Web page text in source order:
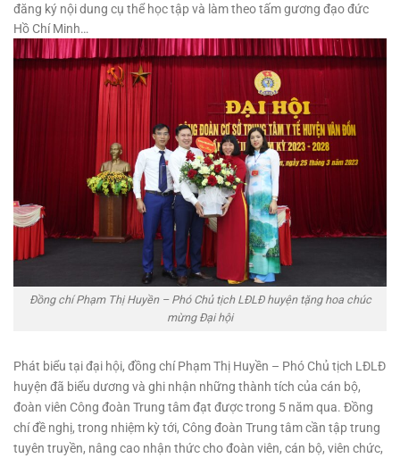
đăng ký nội dung cụ thể học tập và làm theo tấm gương đạo đức
Hồ Chí Minh…
Đồng chí Phạm Thị Huyền – Phó Chủ tịch LĐLĐ huyện tặng hoa chúc
mừng Đại hội
Phát biểu tại đại hội, đồng chí Phạm Thị Huyền – Phó Chủ tịch LĐLĐ
huyện đã biểu dương và ghi nhận những thành tích của cán bộ,
đoàn viên Công đoàn Trung tâm đạt được trong 5 năm qua. Đồng
chí đề nghị, trong nhiệm kỳ tới, Công đoàn Trung tâm cần tập trung
tuyên truyền, nâng cao nhận thức cho đoàn viên, cán bộ, viên chức,